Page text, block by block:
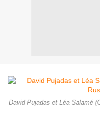
David Pujadas et Léa Salamé